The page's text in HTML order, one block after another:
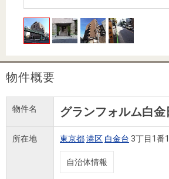
ン
住まいと
税金の本
（電子ブ
ック）
購入ガイ
税金の本
（電子ブ
ック）
物件概要
物件名 グランフォルム白金
所在地 東京都港区 白金台 3丁目1番
自治体情報